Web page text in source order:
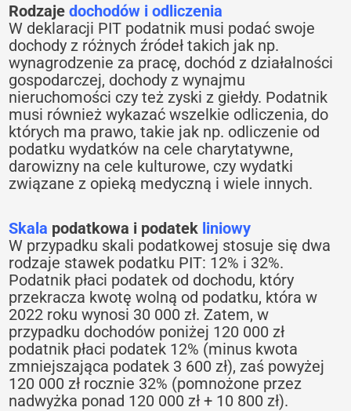
Rodzajedochodów i odliczenia
W deklaracji PIT podatnik musi podać swoje
dochody z różnych źródeł takich jak np.
wynagrodzenie za pracę, dochód z działalności
gospodarczej, dochody z wynajmu
nieruchomości czy też zyski z giełdy. Podatnik
musi również wykazać wszelkie odliczenia, do
których ma prawo, takie jak np. odliczenie od
podatku wydatków na cele charytatywne,
darowizny na cele kulturowe, czy wydatki
związane z opieką medyczną i wiele innych.
Skala podatkowa i podatek liniowy
W przypadku skali podatkowej stosuje się dwa
rodzaje stawek podatku PIT: 12% i 32%.
Podatnik płaci podatek od dochodu, który
przekracza kwotę wolną od podatku, która w
2022 roku wynosi 30 000 zł. Zatem, w
przypadku dochodów poniżej 120 000 zł
podatnik płaci podatek 12% (minus kwota
zmniejszająca podatek 3 600 zł), zaś powyżej
120 000 zł rocznie 32% (pomnożone przez
nadwyżka ponad 120 000 zł + 10 800 zł).